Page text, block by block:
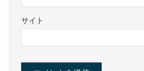
サイト